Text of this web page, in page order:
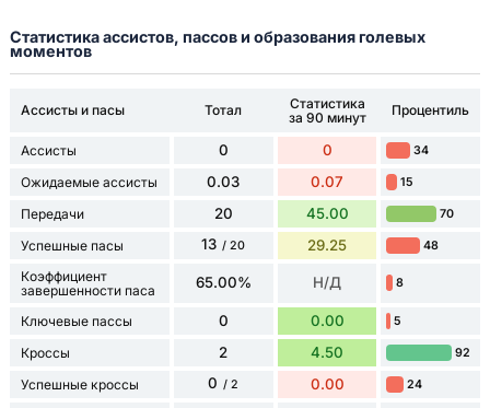
Статистика ассистов, пассов и образования голевых
моментов
Ассисты и пасы Тотал
Статистика
за 90 минут
Процентиль
Ассисты 0 0 34
Ожидаемые ассисты 0.03 0.07 15
Передачи 20 45.00 70
Успешные пасы 13 / 20 29.25 48
Коэффициент
завершенности паса
65.00% Н/Д 8
Ключевые пассы 0 0.00 5
Кроссы 2 4.50 92
Успешные кроссы 0 / 2 0.00 24